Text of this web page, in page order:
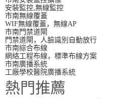
安裝監控,無線監控
市南無線覆蓋
WIF無線覆蓋，無線AP
市南門禁道閘
門禁道閘，人臉識別自動放行
市南綜合布線
網絡工程布線，標準布線方案
市南廣播系統
工廠學校醫院廣播系統
熱門推薦